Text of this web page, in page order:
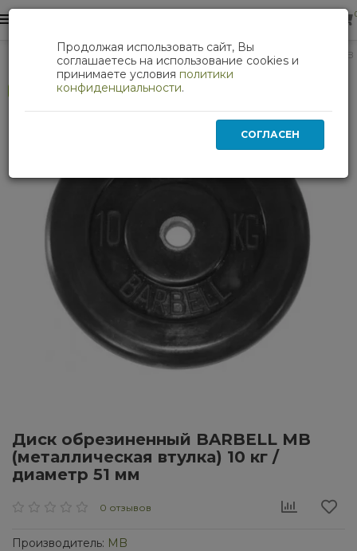
Силовые тренажеры Диск обрезиненный BARBELL MB
Диск обрезиненный BARBELL MB
(металлическая втулка) 10 кг /
диаметр 51 мм
0 отзывов
Производитель: MB
Продолжая использовать сайт, Вы
соглашаетесь на использование cookies и
принимаете условия политики
конфиденциальности.
СОГЛАСЕН